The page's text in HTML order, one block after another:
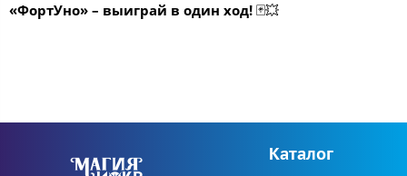
«ФортУно» – выиграй в один ход! 🃏💥
Каталог